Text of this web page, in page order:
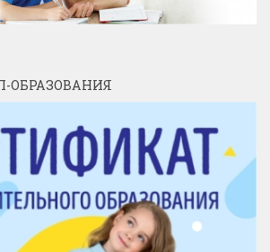
ОБРАЗОВАНИЯ